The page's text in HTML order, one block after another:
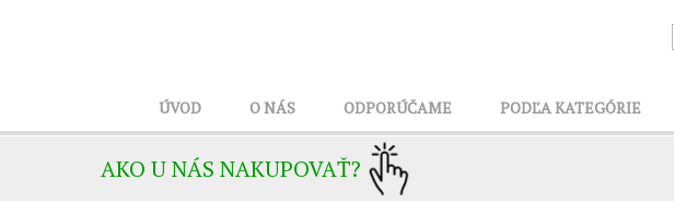
ÚVOD O NÁS ODPORÚČAME PODĽA KATEGÓRIE
AKO U NÁS NAKUPOVAŤ?